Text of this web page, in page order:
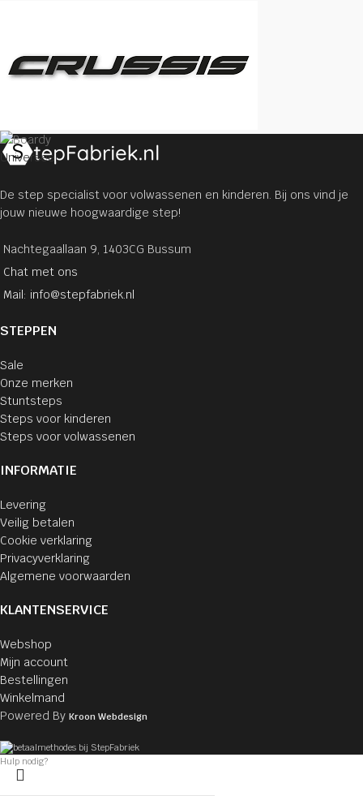
Universeel
De step specialist voor volwassenen en kinderen. Bij ons vind je
jouw nieuwe hoogwaardige step!
Nachtegaallaan 9, 1403CG Bussum
Chat met ons
Mail: info@stepfabriek.nl
STEPPEN
Sale
Onze merken
Stuntsteps
Steps voor kinderen
Steps voor volwassenen
INFORMATIE
Levering
Veilig betalen
Cookie verklaring
Privacyverklaring
Algemene voorwaarden
KLANTENSERVICE
Webshop
Mijn account
Bestellingen
Winkelmand
Powered By Kroon Webdesign
Hulp nodig?